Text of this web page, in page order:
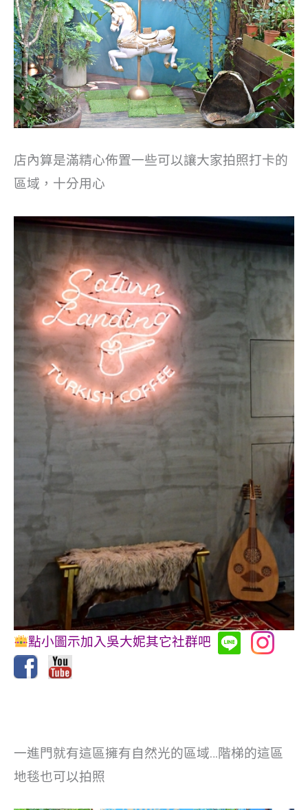
店內算是滿精心佈置一些可以讓大家拍照打卡的
區域，十分用心
點小圖示加入吳大妮其它社群吧
一進門就有這區擁有自然光的區域…階梯的這區
地毯也可以拍照